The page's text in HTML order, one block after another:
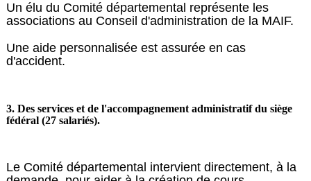
Un élu du Comité départemental représente les
associations au Conseil d'administration de la MAIF.
Une aide personnalisée est assurée en cas
d'accident.
3. Des services et de l'accompagnement administratif du siège
fédéral (27 salariés).
Le Comité départemental intervient directement, à la